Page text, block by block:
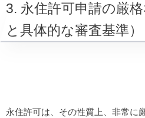
3. 永住許可申請の厳
と具体的な審査基準）
永住許可は、その性質上、非常に